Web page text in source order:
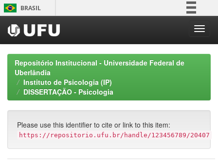
Skip
navigation
BRASIL
Participe
Acesso à informação
Repositório Institucional - Universidade Federal de
Uberlândia
Instituto de Psicologia (IP)
DISSERTAÇÃO - Psicologia
Please use this identifier to cite or link to this item:
https://repositorio.ufu.br/handle/123456789/20407